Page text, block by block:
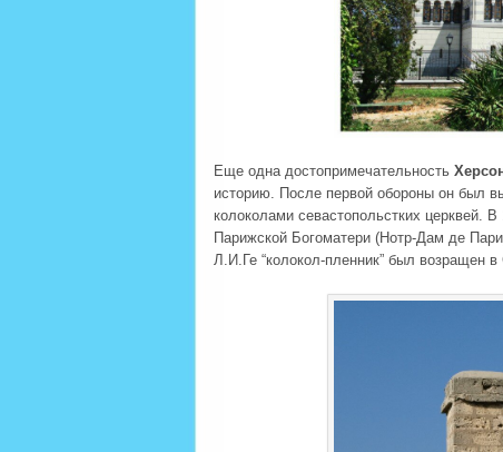
Еще одна достопримечательность
историю. После первой обороны он был
колоколами севастопольстких церквей.
Парижской Богоматери (Нотр-Дам де
Л.И.Ге “колокол-пленник” был возращен в